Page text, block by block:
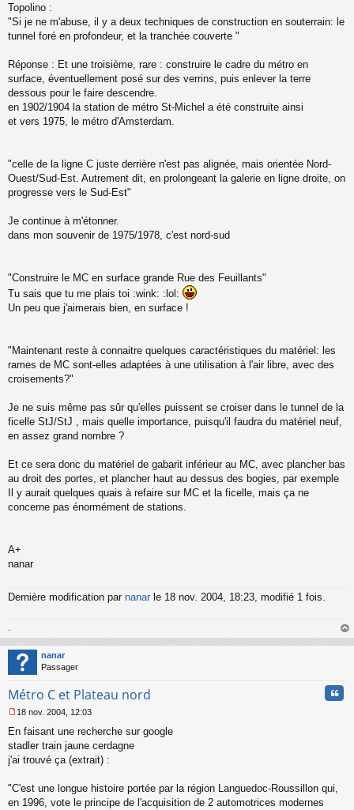
a
g
e
o
u
Topolino :
"Si je ne m'abuse, il y a deux techniques de construction en souterrain: le
tunnel foré en profondeur, et la tranchée couverte "
Réponse : Et une troisième, rare : construire le cadre du métro en
surface, éventuellement posé sur des verrins, puis enlever la terre
dessous pour le faire descendre.
en 1902/1904 la station de métro St-Michel a été construite ainsi
et vers 1975, le métro d'Amsterdam.
"celle de la ligne C juste derrière n'est pas alignée, mais orientée Nord-
Ouest/Sud-Est. Autrement dit, en prolongeant la galerie en ligne droite, on
progresse vers le Sud-Est"
Je continue à m'étonner.
dans mon souvenir de 1975/1978, c'est nord-sud
"Construire le MC en surface grande Rue des Feuillants"
Tu sais que tu me plais toi :wink: :lol:
Un peu que j'aimerais bien, en surface !
"Maintenant reste à connaitre quelques caractéristiques du matériel: les
rames de MC sont-elles adaptées à une utilisation à l'air libre, avec des
croisements?"
Je ne suis même pas sûr qu'elles puissent se croiser dans le tunnel de la
ficelle StJ/StJ , mais quelle importance, puisqu'il faudra du matériel neuf,
en assez grand nombre ?
Et ce sera donc du matériel de gabarit inférieur au MC, avec plancher bas
au droit des portes, et plancher haut au dessus des bogies, par exemple
Il y aurait quelques quais à refaire sur MC et la ficelle, mais ça ne
concerne pas énormément de stations.
A+
nanar
Dernière modification par nanar le 18 nov. 2004, 18:23, modifié 1 fois.
.
au
nanar
Passager
Métro C et Plateau nord
e
s
s
e
n
18 nov. 2004, 12:03
En faisant une recherche sur google
stadler train jaune cerdagne
j'ai trouvé ça (extrait) :
"C'est une longue histoire portée par la région Languedoc-Roussillon qui,
en 1996, vote le principe de l'acquisition de 2 automotrices modernes